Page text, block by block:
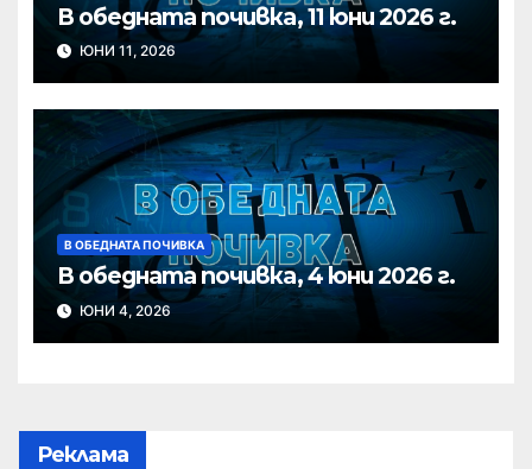
В обедната почивка, 11 юни 2026 г.
ЮНИ 11, 2026
В ОБЕДНАТА ПОЧИВКА
В обедната почивка, 4 юни 2026 г.
ЮНИ 4, 2026
Реклама